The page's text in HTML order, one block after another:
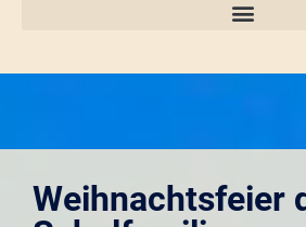
Weihnachtsfeier